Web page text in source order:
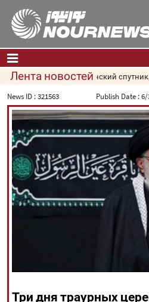
Главная|Контакты |О нас
Культура и общество
Экономика
Политика
взгляд
Мультимедиа
Лента новостейИранский спутник,
News ID :321563 Publish Date :6/
Три дня траурных